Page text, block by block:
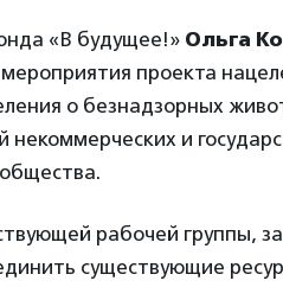
«В будущее!» Ольга
мероприятия проекта
о безнадзорных
некоммерческих и
рабочей группы,
существующие